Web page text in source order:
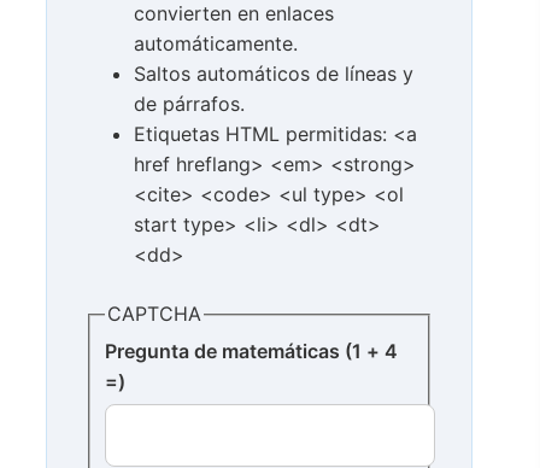
convierten en enlaces
automáticamente.
Saltos automáticos de líneas y
de párrafos.
Etiquetas HTML permitidas: <a
href hreflang> <em> <strong>
<cite> <code> <ul type> <ol
start type> <li> <dl> <dt>
<dd>
CAPTCHA
Pregunta de matemáticas (1 + 4
=)